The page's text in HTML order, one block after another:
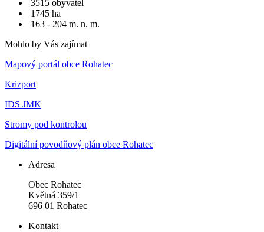
3515 obyvatel
1745 ha
163 - 204 m. n. m.
Mohlo by Vás zajímat
Mapový portál obce Rohatec
Krizport
IDS JMK
Stromy pod kontrolou
Digitální povodňový plán obce Rohatec
Adresa
Obec Rohatec
Květná 359/1
696 01 Rohatec
Kontakt